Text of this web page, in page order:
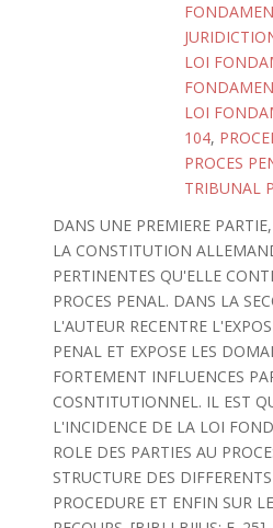
LOI
LOI
104,
PROCES
TRIBUNAL
DANS UNE PREMIERE
LA CONSTITUTION
PERTINENTES QU'ELLE
PROCES PENAL. DANS LA
L'AUTEUR RECENTRE
PENAL ET EXPOSE LES
FORTEMENT INFLUENCES
COSNTITUTIONNEL. IL EST
L'INCIDENCE DE LA LOI
ROLE DES PARTIES AU
STRUCTURE DES
PROCEDURE ET ENFIN SUR